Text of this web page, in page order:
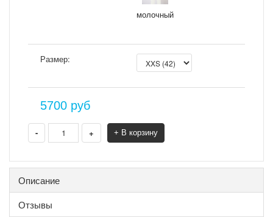
молочный
Размер:
5700 руб
- + + В корзину
Описание
Отзывы